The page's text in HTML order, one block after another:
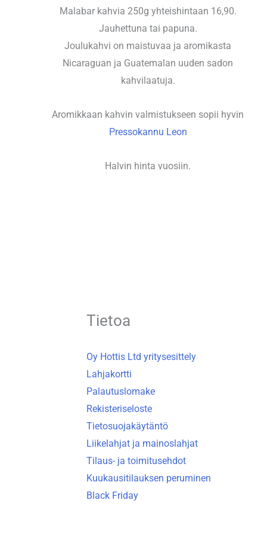
Malabar kahvia 250g yhteishintaan 16,90.
Jauhettuna tai papuna.
Joulukahvi on maistuvaa ja aromikasta
Nicaraguan ja Guatemalan uuden sadon
kahvilaatuja.
Aromikkaan kahvin valmistukseen sopii hyvin
Pressokannu Leon
Halvin hinta vuosiin.
Tietoa
Oy Hottis Ltd yritysesittely
Lahjakortti
Palautuslomake
Rekisteriseloste
Tietosuojakäytäntö
Liikelahjat ja mainoslahjat
Tilaus- ja toimitusehdot
Kuukausitilauksen peruminen
Black Friday